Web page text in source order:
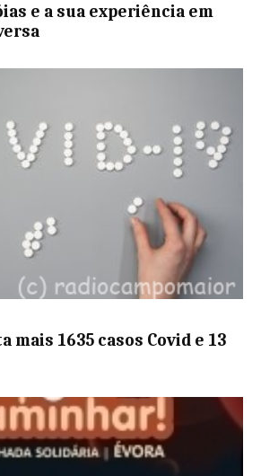
e a sua experiência em
1635 casos Covid e 13